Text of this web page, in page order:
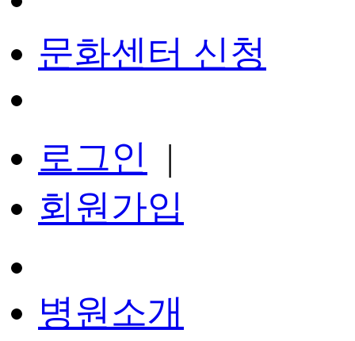
문화센터 신청
로그인
|
회원가입
병원소개